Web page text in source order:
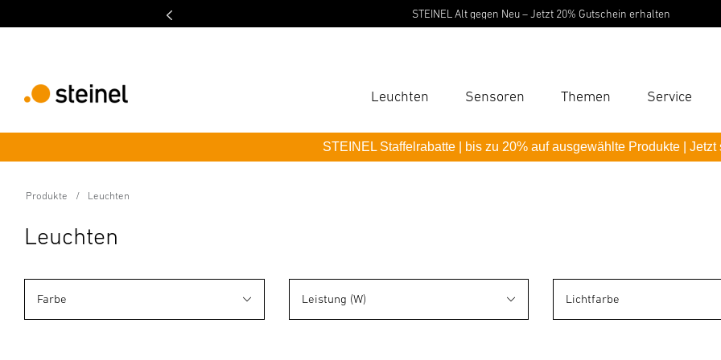
STEINEL Alt gegen Neu – Jetzt 20% Gutschein erhalten
Leuchten Sensoren Themen Service
Suche
STEINEL Staffelrabatte | bis zu 20% auf ausgewählte Produkte | Jetzt
Produkte Leuchten
Leuchten
Farbe Leistung (W) Lichtfarbe